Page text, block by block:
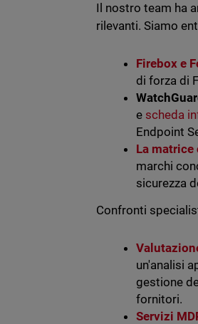
Il nostro team ha
rilevanti. Siamo
Firebox e
di forza di
e scheda
Endpoint
La
marchi
sicurezza
Confronti
un'analisi
gestione
fornitori.
Servizi